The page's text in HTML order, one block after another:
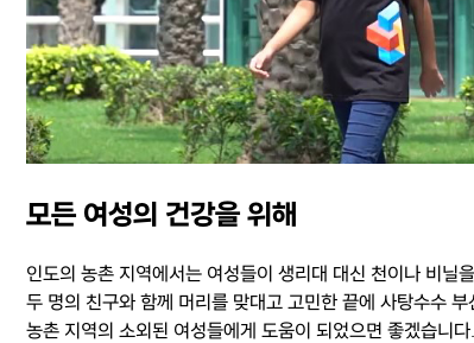
모든 여성의 건강을 위해
인도의 농촌 지역에서는 여성들이 생리대 대신 천이나 비닐
두 명의 친구와 함께 머리를 맞대고 고민한 끝에 사탕수수
농촌 지역의 소외된 여성들에게 도움이 되었으면 좋겠습니